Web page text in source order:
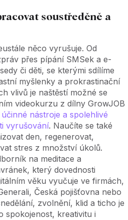
soustředěně a
něco vyrušuje. Od
přes pípání SMSek a e-
či děti, se kterými sdílíme
myšlenky a prokrastinační
vlivů je naštěstí možné se
videokurzu z dílny GrowJOB
účinné nástroje a spolehlivé
vyrušování. Naučíte se také
den, regenerovat,
stres z množství úkolů.
na meditace a
který dovednosti
věku vyučuje ve firmách,
Česká pojišťovna nebo
zvolnění, klid a ticho je
spokojenost, kreativitu i